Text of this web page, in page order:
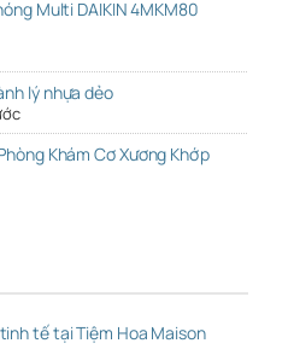
Multi DAIKIN 4MKM80
lý nhựa dẻo
Khám Cơ Xương Khớp
tế tại Tiệm Hoa Maison